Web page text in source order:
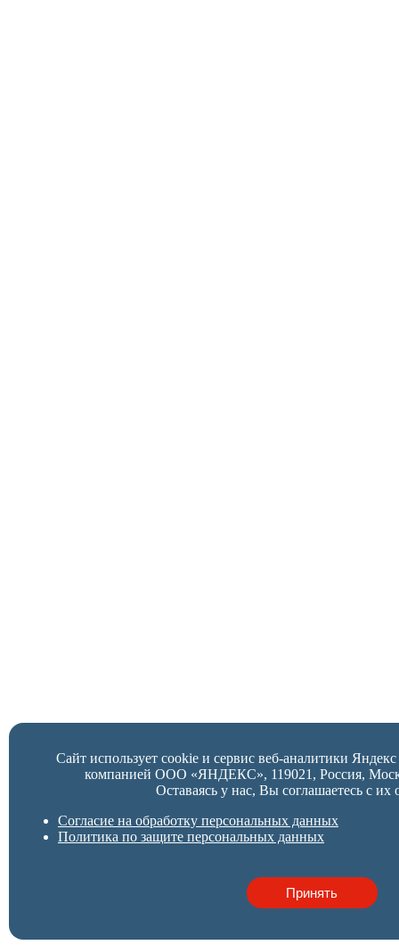
Сайт использует cookie и сервис веб-аналитики
компанией ООО «ЯНДЕКС», 119021, Россия,
Оставаясь у нас, Вы соглашаетесь с их
Согласие на обработку персональных данных
Политика по защите персональных данных
Принять